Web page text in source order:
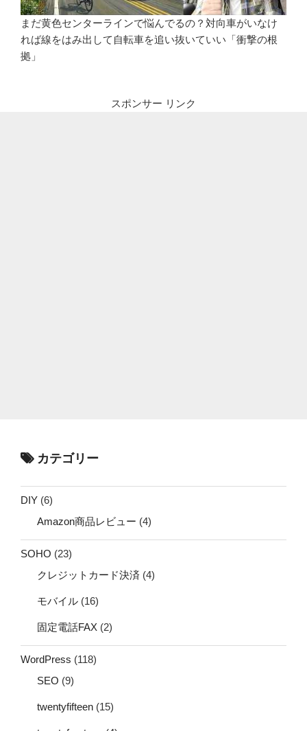
まだ黄色センターラインで悩んでるの？対向車がいなけ
れば線をはみ出して自転車を追い抜いていい「衝撃の根
拠」
スポンサー リンク
カテゴリー
DIY (6)
Amazon商品レビュー (4)
SOHO (23)
クレジットカード決済 (4)
モバイル (16)
固定電話FAX (2)
WordPress (118)
SEO (9)
twentyfifteen (15)